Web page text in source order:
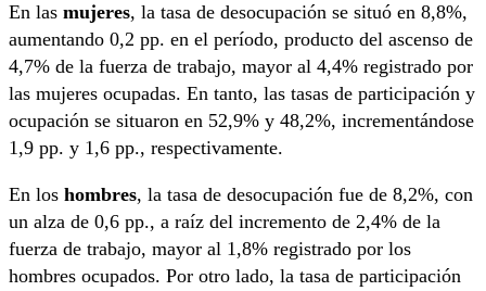
En las mujeres, la tasa de desocupación se situó en 8,8%,
aumentando 0,2 pp. en el período, producto del ascenso de
4,7% de la fuerza de trabajo, mayor al 4,4% registrado por
las mujeres ocupadas. En tanto, las tasas de participación y
ocupación se situaron en 52,9% y 48,2%, incrementándose
1,9 pp. y 1,6 pp., respectivamente.
En los hombres, la tasa de desocupación fue de 8,2%, con
un alza de 0,6 pp., a raíz del incremento de 2,4% de la
fuerza de trabajo, mayor al 1,8% registrado por los
hombres ocupados. Por otro lado, la tasa de participación